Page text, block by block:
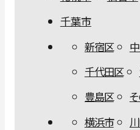
千葉市
新宿区
千代田区
豊島区
横浜市